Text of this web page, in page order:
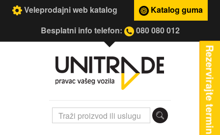
Veleprodajni web katalog
Katalog guma
Besplatni info telefon:
080 080 012
Rezervirajte termin